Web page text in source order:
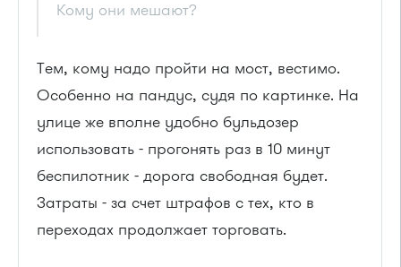
Кому они мешают?
Тем, кому надо пройти на мост, вестимо.
Особенно на пандус, судя по картинке. На
улице же вполне удобно бульдозер
использовать - прогонять раз в 10 минут
беспилотник - дорога свободная будет.
Затраты - за счет штрафов с тех, кто в
переходах продолжает торговать.